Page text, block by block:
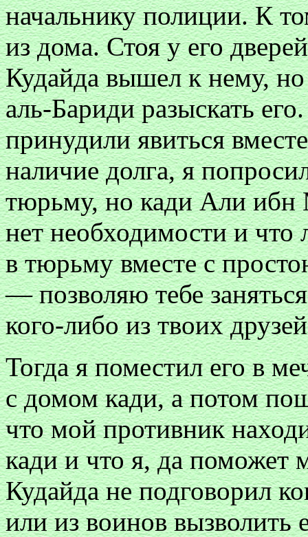
начальнику полиции. К
из дома. Стоя у его
Кудайда вышел к нему,
аль-Бариди разыскать
принудили явиться
наличие долга, я
тюрьму, но кади Али ибн
нет необходимости и что
в тюрьму вместе с
— позволяю тебе
кого-либо из твоих
Тогда я поместил его в
с домом кади, а потом
что мой противник
кади и что я, да
Кудайда не подговорил
или из воинов вызволить